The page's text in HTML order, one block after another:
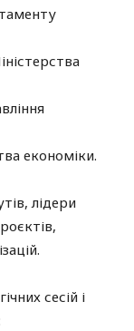
економіки.
лідери
сесій і